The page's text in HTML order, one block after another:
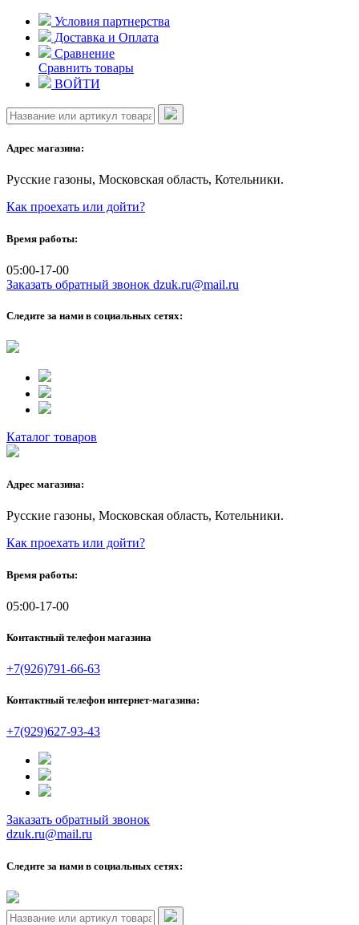
Skip
content
Условия партнерства
Доставка и Оплата
Сравнение
Сравнить товары
ВОЙТИ
Адрес магазина:
Русские газоны, Московская область, Котельники.
Как проехать или дойти?
Время работы:
05:00-17-00
Заказать обратный звонок dzuk.ru@mail.ru
Следите за нами в социальных сетях:
Каталог товаров
Адрес магазина:
Русские газоны, Московская область, Котельники.
Как проехать или дойти?
Время работы:
05:00-17-00
Контактный телефон магазина
+7(926)791-66-63
Контактный телефон интернет-магазина:
+7(929)627-93-43
Заказать обратный звонок
dzuk.ru@mail.ru
Следите за нами в социальных сетях: